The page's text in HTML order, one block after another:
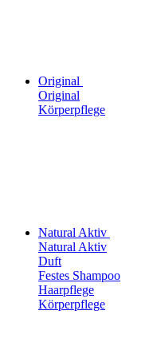
Original
Original
Körperpflege
Natural Aktiv
Natural Aktiv
Duft
Festes Shampoo
Haarpflege
Körperpflege